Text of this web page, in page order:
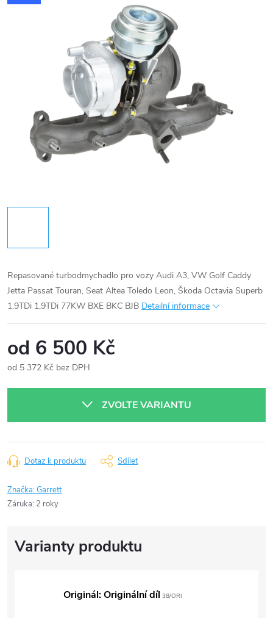
Repasované turbodmychadlo pro vozy Audi A3, VW Golf Caddy
Jetta Passat Touran, Seat Altea Toledo Leon, Škoda Octavia Superb
1.9TDi 1,9TDi 77KW BXE BKC BJB Detailní informace
od 6 500 Kč
od 5 372 Kč bez DPH
ZVOLTE VARIANTU
Dotaz k produktu Sdílet
Značka:Garrett
Záruka: 2 roky
Originál: Originální díl 38/ORI